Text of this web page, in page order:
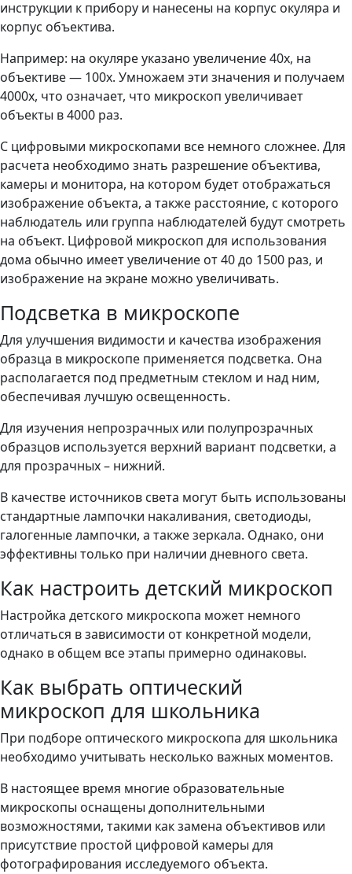
инструкции к прибору и нанесены на корпус окуляра и
корпус объектива.
Например: на окуляре указано увеличение 40х, на
объективе — 100х. Умножаем эти значения и получаем
4000х, что означает, что микроскоп увеличивает
объекты в 4000 раз.
С цифровыми микроскопами все немного сложнее. Для
расчета необходимо знать разрешение объектива,
камеры и монитора, на котором будет отображаться
изображение объекта, а также расстояние, с которого
наблюдатель или группа наблюдателей будут смотреть
на объект. Цифровой микроскоп для использования
дома обычно имеет увеличение от 40 до 1500 раз, и
изображение на экране можно увеличивать.
Подсветка в микроскопе
Для улучшения видимости и качества изображения
образца в микроскопе применяется подсветка. Она
располагается под предметным стеклом и над ним,
обеспечивая лучшую освещенность.
Для изучения непрозрачных или полупрозрачных
образцов используется верхний вариант подсветки, а
для прозрачных – нижний.
В качестве источников света могут быть использованы
стандартные лампочки накаливания, светодиоды,
галогенные лампочки, а также зеркала. Однако, они
эффективны только при наличии дневного света.
Как настроить детский микроскоп
Настройка детского микроскопа может немного
отличаться в зависимости от конкретной модели,
однако в общем все этапы примерно одинаковы.
Как выбрать оптический
микроскоп для школьника
При подборе оптического микроскопа для школьника
необходимо учитывать несколько важных моментов.
В настоящее время многие образовательные
микроскопы оснащены дополнительными
возможностями, такими как замена объективов или
присутствие простой цифровой камеры для
фотографирования исследуемого объекта.